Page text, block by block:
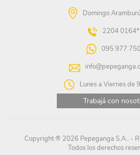
Domingo
2204 0164*
095 977 750
Lunes a Viernes de
Trabajá con
Copyright ® 2026 Pepeganga S.A.. -
Todos los derechos